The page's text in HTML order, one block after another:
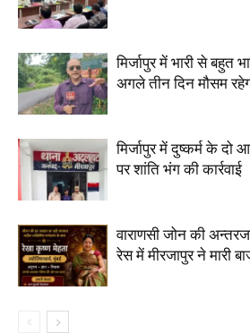
मिर्जापुर में भारी से बहुत
अगले तीन दिन मौसम
मिर्जापुर में दुष्कर्म के दो
पर शांति भंग की कार्रवाई
वाराणसी जोन की
रेस में मीरजापुर ने मारी